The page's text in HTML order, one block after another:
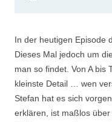
In der heutigen Episode
Dieses Mal jedoch um
man so findet. Von A bis
kleinste Detail … wen
Stefan hat es sich
erklären, ist maßlos